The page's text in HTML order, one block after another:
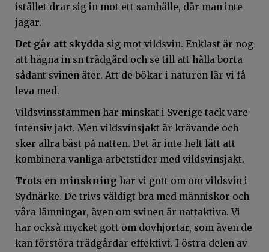
istället drar sig in mot ett samhälle, där man inte
jagar.
Det går att skydda sig mot vildsvin. Enklast är nog
att hägna in sn trädgård och se till att hålla borta
sådant svinen äter. Att de bökar i naturen lär vi få
leva med.
Vildsvinsstammen har minskat i Sverige tack vare
intensiv jakt. Men vildsvinsjakt är krävande och
sker allra bäst på natten. Det är inte helt lätt att
kombinera vanliga arbetstider med vildsvinsjakt.
Trots en minskning har vi gott om om vildsvin i
Sydnärke. De trivs väldigt bra med människor och
våra lämningar, även om svinen är nattaktiva. Vi
har också mycket gott om dovhjortar, som även de
kan förstöra trädgårdar effektivt. I östra delen av